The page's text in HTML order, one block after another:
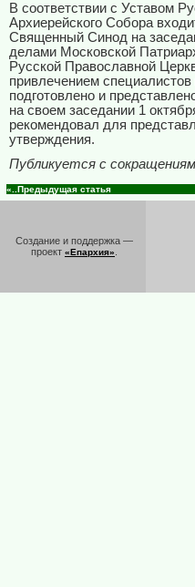
В соответствии с Уставом
Архиерейского Собора
Священный Синод на
делами Московской
Русской Православной
привлечением
подготовлено и
на своем заседании 1
рекомендовал для
утверждения.
Публикуется с
«..Предыдущая статья
Создание и поддержка —
проект «Епархия»